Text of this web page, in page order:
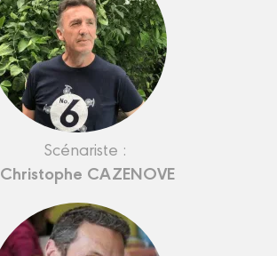
Scénariste :
Christophe CAZENOVE